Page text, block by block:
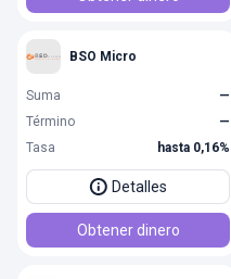
BSO Micro
Suma
—
Término
—
Tasa
hasta 0,16%
Detalles
Obtener dinero